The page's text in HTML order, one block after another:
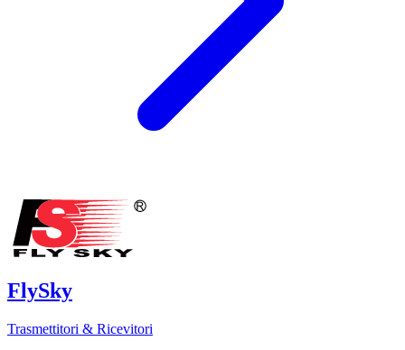
FlySky
Trasmettitori & Ricevitori